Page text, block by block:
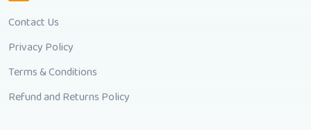
Contact Us
Privacy Policy
Terms & Conditions
Refund and Returns Policy